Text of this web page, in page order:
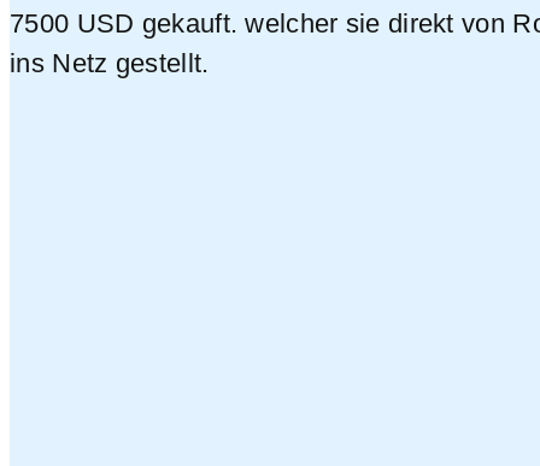
7500 USD gekauft. welcher sie direkt von
ins Netz gestellt.